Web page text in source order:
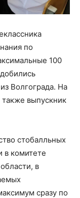
по
100
Волгограда. На
выпускник
стобалльных
в комитете
в
сразу по